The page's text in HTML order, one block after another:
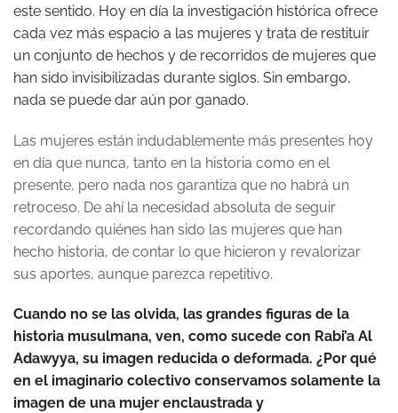
este sentido. Hoy en día la investigación histórica ofrece
cada vez más espacio a las mujeres y trata de restituir
un conjunto de hechos y de recorridos de mujeres que
han sido invisibilizadas durante siglos. Sin embargo,
nada se puede dar aún por ganado.
Las mujeres están indudablemente más presentes hoy
en día que nunca, tanto en la historia como en el
presente, pero nada nos garantiza que no habrá un
retroceso. De ahí la necesidad absoluta de seguir
recordando quiénes han sido las mujeres que han
hecho historia, de contar lo que hicieron y revalorizar
sus aportes, aunque parezca repetitivo.
Cuando no se las olvida, las grandes figuras de la
historia musulmana, ven, como sucede con Rabi’a Al
Adawyya, su imagen reducida o deformada. ¿Por qué
en el imaginario colectivo conservamos solamente la
imagen de una mujer enclaustrada y